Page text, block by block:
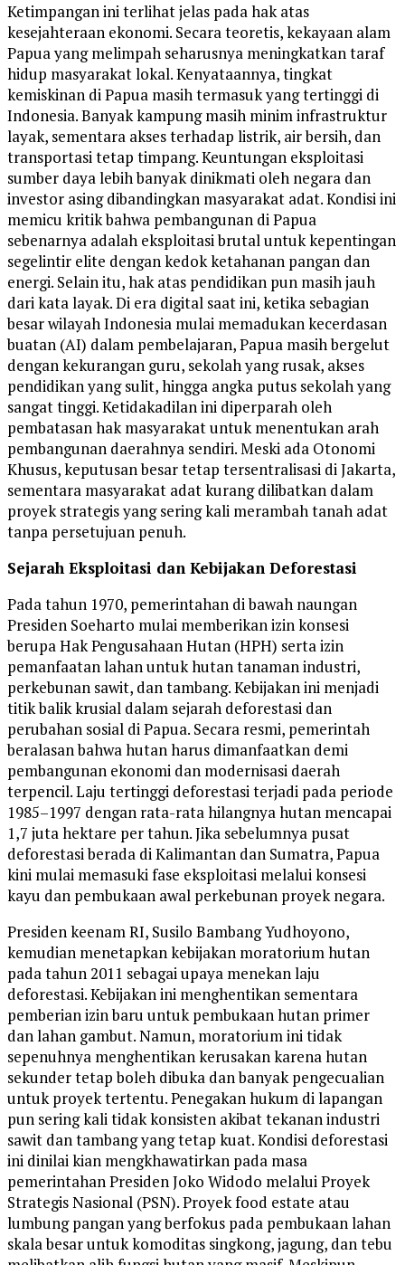
Ketimpangan ini terlihat jelas pada hak atas
kesejahteraan ekonomi. Secara teoretis, kekayaan alam
Papua yang melimpah seharusnya meningkatkan taraf
hidup masyarakat lokal. Kenyataannya, tingkat
kemiskinan di Papua masih termasuk yang tertinggi di
Indonesia. Banyak kampung masih minim infrastruktur
layak, sementara akses terhadap listrik, air bersih, dan
transportasi tetap timpang. Keuntungan eksploitasi
sumber daya lebih banyak dinikmati oleh negara dan
investor asing dibandingkan masyarakat adat. Kondisi ini
memicu kritik bahwa pembangunan di Papua
sebenarnya adalah eksploitasi brutal untuk kepentingan
segelintir elite dengan kedok ketahanan pangan dan
energi. Selain itu, hak atas pendidikan pun masih jauh
dari kata layak. Di era digital saat ini, ketika sebagian
besar wilayah Indonesia mulai memadukan kecerdasan
buatan (AI) dalam pembelajaran, Papua masih bergelut
dengan kekurangan guru, sekolah yang rusak, akses
pendidikan yang sulit, hingga angka putus sekolah yang
sangat tinggi. Ketidakadilan ini diperparah oleh
pembatasan hak masyarakat untuk menentukan arah
pembangunan daerahnya sendiri. Meski ada Otonomi
Khusus, keputusan besar tetap tersentralisasi di Jakarta,
sementara masyarakat adat kurang dilibatkan dalam
proyek strategis yang sering kali merambah tanah adat
tanpa persetujuan penuh.
Sejarah Eksploitasi dan Kebijakan Deforestasi
Pada tahun 1970, pemerintahan di bawah naungan
Presiden Soeharto mulai memberikan izin konsesi
berupa Hak Pengusahaan Hutan (HPH) serta izin
pemanfaatan lahan untuk hutan tanaman industri,
perkebunan sawit, dan tambang. Kebijakan ini menjadi
titik balik krusial dalam sejarah deforestasi dan
perubahan sosial di Papua. Secara resmi, pemerintah
beralasan bahwa hutan harus dimanfaatkan demi
pembangunan ekonomi dan modernisasi daerah
terpencil. Laju tertinggi deforestasi terjadi pada periode
1985–1997 dengan rata-rata hilangnya hutan mencapai
1,7 juta hektare per tahun. Jika sebelumnya pusat
deforestasi berada di Kalimantan dan Sumatra, Papua
kini mulai memasuki fase eksploitasi melalui konsesi
kayu dan pembukaan awal perkebunan proyek negara.
Presiden keenam RI, Susilo Bambang Yudhoyono,
kemudian menetapkan kebijakan moratorium hutan
pada tahun 2011 sebagai upaya menekan laju
deforestasi. Kebijakan ini menghentikan sementara
pemberian izin baru untuk pembukaan hutan primer
dan lahan gambut. Namun, moratorium ini tidak
sepenuhnya menghentikan kerusakan karena hutan
sekunder tetap boleh dibuka dan banyak pengecualian
untuk proyek tertentu. Penegakan hukum di lapangan
pun sering kali tidak konsisten akibat tekanan industri
sawit dan tambang yang tetap kuat. Kondisi deforestasi
ini dinilai kian mengkhawatirkan pada masa
pemerintahan Presiden Joko Widodo melalui Proyek
Strategis Nasional (PSN). Proyek food estate atau
lumbung pangan yang berfokus pada pembukaan lahan
skala besar untuk komoditas singkong, jagung, dan tebu